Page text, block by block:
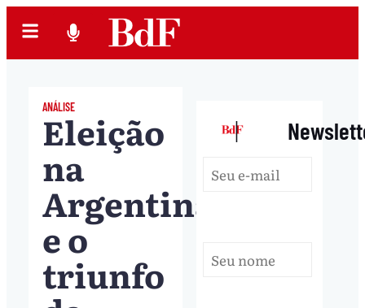
ANÁLISE
Eleição
na
Argentina
e o
triunfo
|